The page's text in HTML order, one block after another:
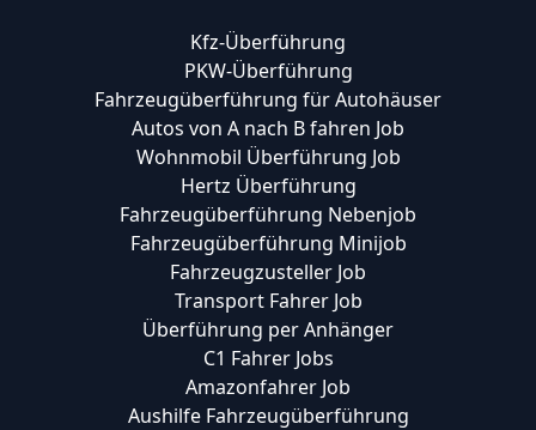
Kfz-Überführung
PKW-Überführung
Fahrzeugüberführung für Autohäuser
Autos von A nach B fahren Job
Wohnmobil Überführung Job
Hertz Überführung
Fahrzeugüberführung Nebenjob
Fahrzeugüberführung Minijob
Fahrzeugzusteller Job
Transport Fahrer Job
Überführung per Anhänger
C1 Fahrer Jobs
Amazonfahrer Job
Aushilfe Fahrzeugüberführung